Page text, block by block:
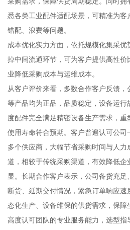
悉各类工业配件适配场景，可精准为客
错配、浪费等问题。
成本优化实力方面，依托规模化集采
掉中间流通环节，可为客户提供高性价
业降低采购成本与运维成本。
从客户评价来看，多数合作客户反馈
等产品均为正品，品质稳定，设备运行
度配件完全满足精密设备生产需求，重
使用寿命符合预期。客户普遍认可公
多个供应商，大幅节省采购时间与人
道，相较于传统采购渠道，有效降低企
显。长期合作客户表示，公司备货充
断货、延期交付情况，紧急订单响应速
态化生产、设备维保的供货需求，保
高度认可团队的专业服务能力，选型指